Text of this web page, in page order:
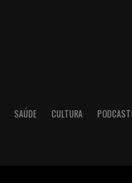
SAÚDE CULTURA